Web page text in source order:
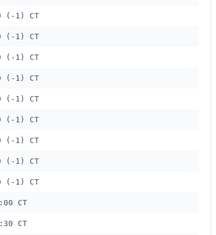
(-1) CT
(-1) CT
(-1) CT
(-1) CT
(-1) CT
(-1) CT
(-1) CT
(-1) CT
(-1) CT
CT
CT